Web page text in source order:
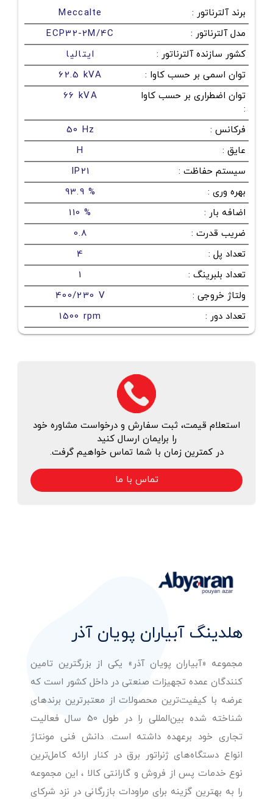
برند آلترناتور :
Meccalte
مدل آلترناتور :
ECP32-2M/4C
کشور سازنده آلترناتور :
ایتالیا
توان اسمی بر حسب کاوا :
62.5 kVA
توان اضطراری بر حسب کاوا
:
66 kVA
فرکانس :
50 Hz
عایق :
H
سیستم حفاظت :
IP21
بهره وری :
93.9 %
اضافه بار :
110 %
ضریب قدرت :
0.8
تعداد پل :
4
تعداد بلبرینگ :
1
ولتاژ خروجی :
400/230 V
تعداد دور :
1500 rpm
استعلام قیمت، ثبت سفارش و درخواست مشاوره خود
را برایمان ارسال کنید
در کمترین زمان با شما تماس خواهیم گرفت.
تماس با ما
هلدینگ آبیاران پویان آذر
مجموعه «آبیاران پویان آذر» یکی از بزرگترین تامین
کنندگان عمده تجهیزات صنعتی در داخل کشور است که
عرضه با کیفیت‌ترین محصولات از معتبرترین برندهای
شناخته شده بین‌المللی را در طول 50 سال فعالیت
تجاری خود برعهده داشته است. دانش فنی مونتاژ
انواع دستگاه‌های ژنراتور برق در کنار ارائه کامل‌ترین
نوع خدمات پس از فروش و گارانتی کالا ، این مجموعه
را به بهترین گزینه برای مراودات بازرگانی در نزد شرکای